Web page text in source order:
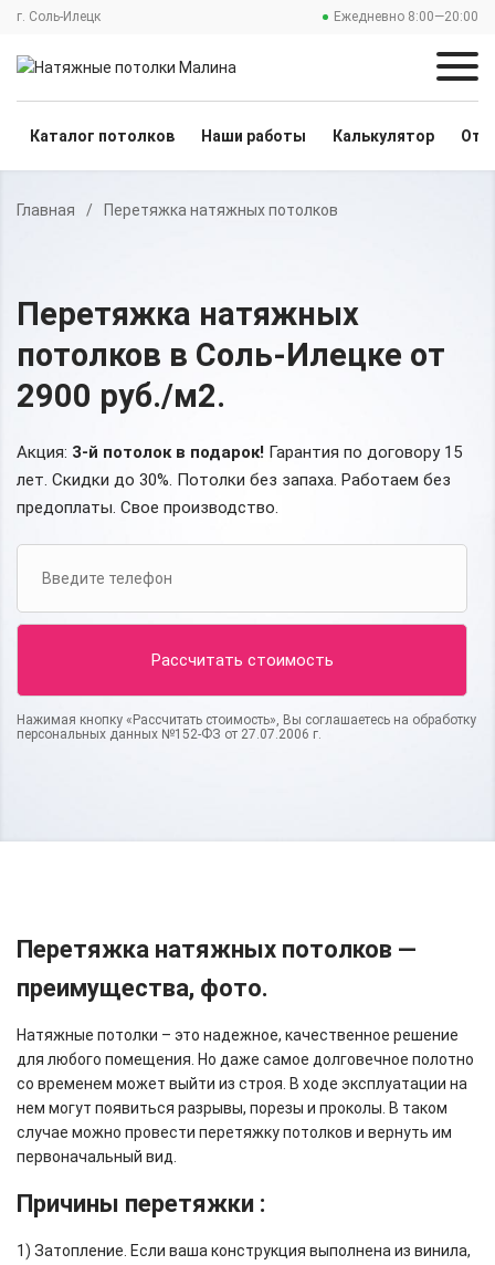
г. Соль-Илецк Ежедневно 8:00—20:00
Каталог потолков Наши работы Калькулятор
Главная / Перетяжка натяжных потолков
Перетяжка натяжных
потолков в Соль-Илецке от
2900 руб./м2.
Акция: 3-й потолок в подарок! Гарантия по договору 15
лет. Скидки до 30%. Потолки без запаха. Работаем без
предоплаты. Свое производство.
Нажимая кнопку «Рассчитать стоимость», Вы соглашаетесь на обработку
персональных данных №152-ФЗ от 27.07.2006 г.
Перетяжка натяжных потолков —
преимущества, фото.
Натяжные потолки – это надежное, качественное решение
для любого помещения. Но даже самое долговечное полотно
со временем может выйти из строя. В ходе эксплуатации на
нем могут появиться разрывы, порезы и проколы. В таком
случае можно провести перетяжку потолков и вернуть им
первоначальный вид.
Причины перетяжки :
1) Затопление. Если ваша конструкция выполнена из винила,